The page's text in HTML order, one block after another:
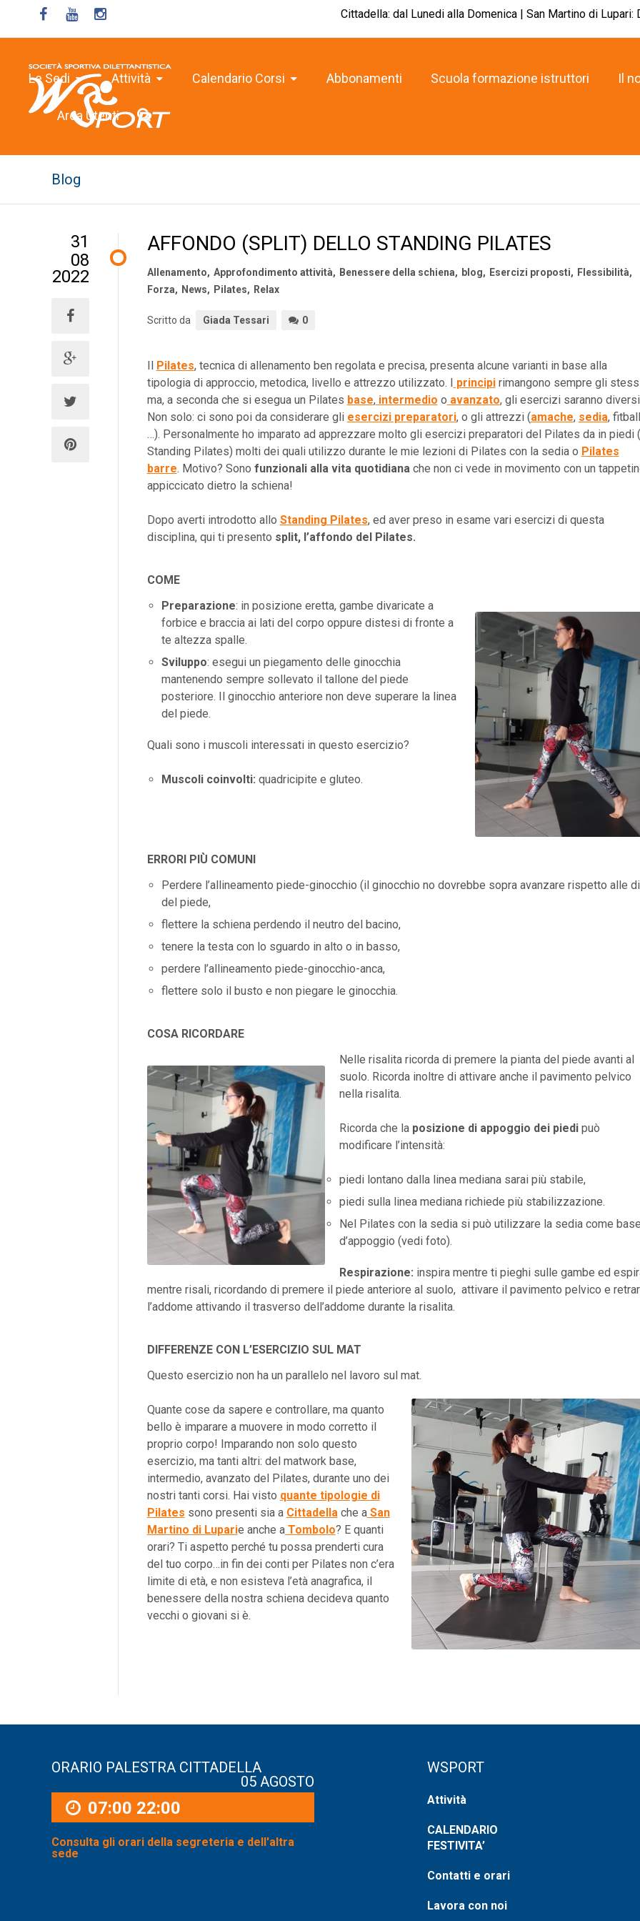
Cittadella: dal Lunedi alla Domenica | San Martino di Lupari:
Le Sedi Attività Calendario Corsi Abbonamenti Scuola formazione istruttori Il
Area Utenti
Blog
31
08
2022
AFFONDO (SPLIT) DELLO STANDING PILATES
Allenamento, Approfondimento attività, Benessere della schiena, blog, Esercizi proposti, Flessibilità,
Forza, News, Pilates, Relax
Scritto da Giada Tessari 0
Il Pilates, tecnica di allenamento ben regolata e precisa, presenta alcune varianti in base alla
tipologia di approccio, metodica, livello e attrezzo utilizzato. I principirimangono sempre gli
ma, a seconda che si esegua un Pilates base,intermedio o avanzato, gli esercizi saranno
Non solo: ci sono poi da considerare gli esercizi preparatori, o gli attrezzi (amache, sedia,
…). Personalmente ho imparato ad apprezzare molto gli esercizi preparatori del Pilates da in piedi
Standing Pilates) molti dei quali utilizzo durante le mie lezioni di Pilates con la sedia o Pilates
barre. Motivo? Sono funzionali alla vita quotidianache non ci vede in movimento con un
appiccicato dietro la schiena!
Dopo averti introdotto allo Standing Pilates, ed aver preso in esame vari esercizi di questa
disciplina, qui ti presento split, l’affondo del Pilates.
COME
Preparazione: in posizione eretta, gambe divaricate a
forbice e braccia ai lati del corpo oppure distesi di fronte a
te altezza spalle.
Sviluppo: esegui un piegamento delle ginocchia
mantenendo sempre sollevato il tallone del piede
posteriore. Il ginocchio anteriore non deve superare la linea
del piede.
Quali sono i muscoli interessati in questo esercizio?
Muscoli coinvolti: quadricipite e gluteo.
ERRORI PIÙ COMUNI
Perdere l’allineamento piede-ginocchio (il ginocchio no dovrebbe sopra avanzare rispetto alle
del piede,
flettere la schiena perdendo il neutro del bacino,
tenere la testa con lo sguardo in alto o in basso,
perdere l’allineamento piede-ginocchio-anca,
flettere solo il busto e non piegare le ginocchia.
COSA RICORDARE
Nelle risalita ricorda di premere la pianta del piede avanti al
suolo. Ricorda inoltre di attivare anche il pavimento pelvico
nella risalita.
Ricorda che la posizione di appoggio dei piedipuò
modificare l’intensità:
piedi lontano dalla linea mediana sarai più stabile,
piedi sulla linea mediana richiede più stabilizzazione.
Nel Pilates con la sedia si può utilizzare la sedia come
d’appoggio (vedi foto).
Respirazione: inspira mentre ti pieghi sulle gambe ed
mentre risali, ricordando di premere il piede anteriore al suolo, attivare il pavimento pelvico e
l’addome attivando il trasverso dell’addome durante la risalita.
DIFFERENZE CON L’ESERCIZIO SUL MAT
Questo esercizio non ha un parallelo nel lavoro sul mat.
Quante cose da sapere e controllare, ma quanto
bello è imparare a muovere in modo corretto il
proprio corpo! Imparando non solo questo
esercizio, ma tanti altri: del matwork base,
intermedio, avanzato del Pilates, durante uno dei
nostri tanti corsi. Hai visto quante tipologie di
Pilates sono presenti sia a Cittadellache aSan
Martino di Luparie anche aTombolo? E quanti
orari? Ti aspetto perché tu possa prenderti cura
del tuo corpo…in fin dei conti per Pilates non c’era
limite di età, e non esisteva l’età anagrafica, il
benessere della nostra schiena decideva quanto
vecchi o giovani si è.
ORARIO PALESTRA CITTADELLA
05 AGOSTO
07:00 22:00
Consulta gli orari della segreteria e dell'altra
sede
WSPORT
Attività
CALENDARIO
FESTIVITA’
Contatti e orari
Lavora con noi